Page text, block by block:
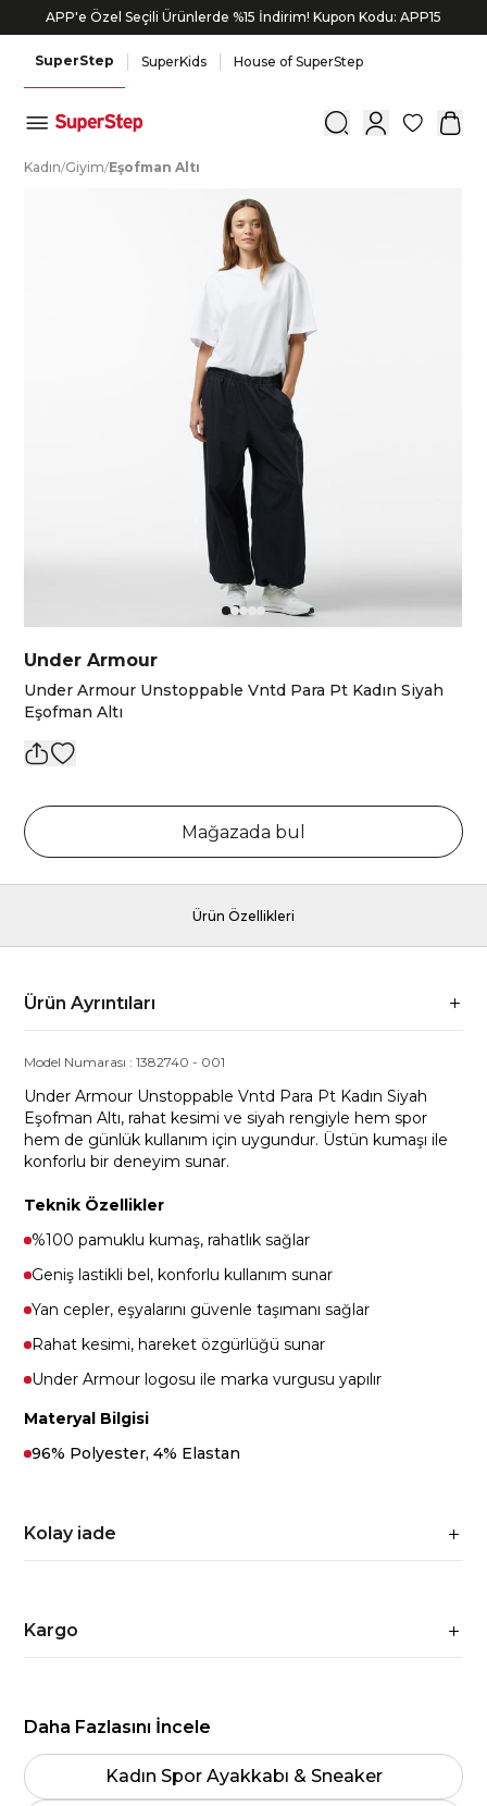
APP'e Özel Seçili Ürünlerde %15 İndirim! Kupon Kodu: APP15
SuperStep SuperKids House of SuperStep
0
Kadın/Giyim/Eşofman A ltı
Under Armour
Under Armour Unstoppable Vntd Para Pt Kadın Siyah
Eşofman Altı
Mağazada bul
Ürün Özellikleri
Ürün Ayrıntıları
Model Numarası :1382740 - 001
Under Armour Unstoppable Vntd Para Pt Kadın Siyah
Eşofman Altı, rahat kesimi ve siyah rengiyle hem spor
hem de günlük kullanım için uygundur. Üstün kumaşı ile
konforlu bir deneyim sunar.
Teknik Özellikler
%100 pamuklu kumaş, rahatlık sağlar
Geniş lastikli bel, konforlu kullanım sunar
Yan cepler, eşyalarını güvenle taşımanı sağlar
Rahat kesimi, hareket özgürlüğü sunar
Under Armour logosu ile marka vurgusu yapılır
Materyal Bilgisi
96% Polyester, 4% Elastan
Kolay iade
Kargo
Daha Fazlasını İncele
Kadın Spor Ayakkabı & Sneaker